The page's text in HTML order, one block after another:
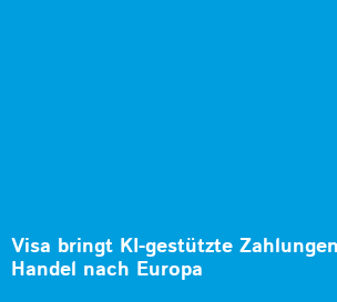
Visa bringt KI-gestützte
Handel nach Europa